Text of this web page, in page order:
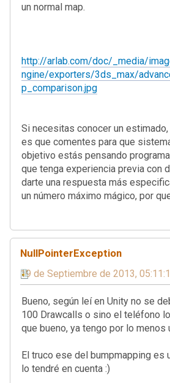
un normal map.
http://arlab.com/doc/_media/
ngine/exporters/3ds_max/
p_comparison.jpg
Si necesitas conocer un
es que comentes para que
objetivo estás pensando
que tenga experiencia previa con
darte una respuesta más
un número máximo mágico, por
NullPointerException
19 de Septiembre de 2013,
Bueno, según leí en Unity no se
100 Drawcalls o sino el teléfono
que bueno, ya tengo por lo menos
El truco ese del bumpmapping es
lo tendré en cuenta :)